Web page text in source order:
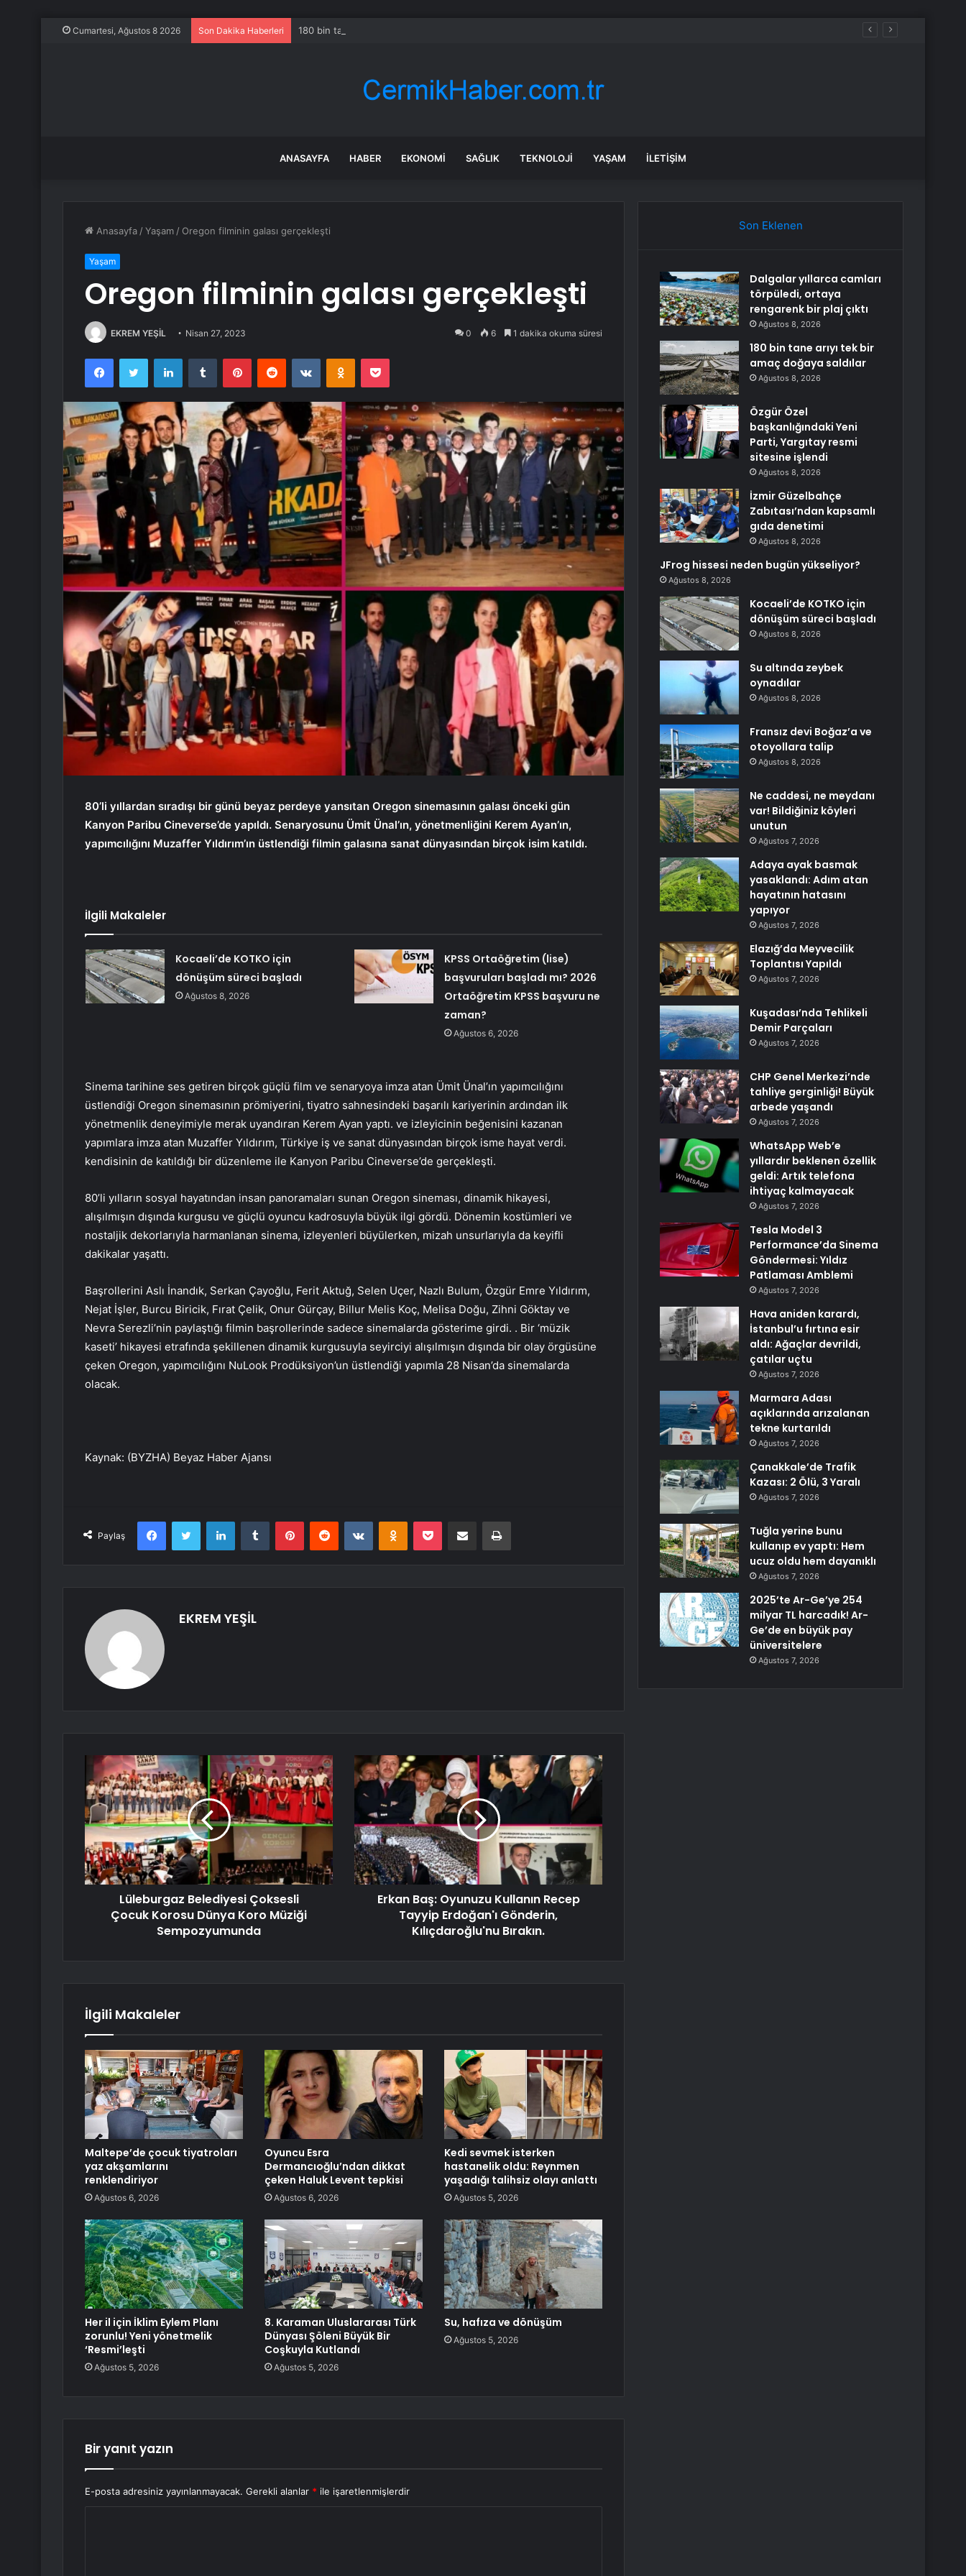
Cumartesi, Ağustos 8 2026 Son Dakika Haberleri 180 bin tane arıyı tek bir amaç doğaya saldılar
ANASAYFA HABER EKONOMI SAĞLIK TEKNOLOJI YAŞAM İLETIŞIM
Anasayfa /Yaşam / Oregon filminin galası gerçekleşti
Yaşam
Oregon filminin galası gerçekleşti
EKREM YEŞİL Nisan 27, 2023 0 6 1 dakika okuma süresi
FacebookTwitter LinkedInTumblr PinterestReddit VKontakteOdnoklassniki
Pocket
80’li yıllardan sıradışı bir günü beyaz perdeye yansıtan Oregon sinemasının galası önceki gün
Kanyon Paribu Cineverse’de yapıldı. Senaryosunu Ümit Ünal’ın, yönetmenliğini Kerem Ayan’ın,
yapımcılığını Muzaffer Yıldırım’ın üstlendiği filmin galasına sanat dünyasından birçok isim katıldı.
İlgili Makaleler
Kocaeli’de KOTKO için
dönüşüm süreci başladı
Ağustos 8, 2026
KPSS Ortaöğretim (lise)
başvuruları başladı mı? 2026
Ortaöğretim KPSS başvuru ne
zaman?
Ağustos 6, 2026
Sinema tarihine ses getiren birçok güçlü film ve senaryoya imza atan Ümit Ünal’ın yapımcılığını
üstlendiği Oregon sinemasının prömiyerini, tiyatro sahnesindeki başarılı kariyerinin ardından ilk
yönetmenlik deneyimiyle merak uyandıran Kerem Ayan yaptı. ve izleyicinin beğenisini kazanan
yapımlara imza atan Muzaffer Yıldırım, Türkiye iş ve sanat dünyasından birçok isme hayat verdi.
kendisinin de katıldığı bir düzenleme ile Kanyon Paribu Cineverse’de gerçekleşti.
80’li yılların sosyal hayatından insan panoramaları sunan Oregon sineması, dinamik hikayesi,
alışılmışın dışında kurgusu ve güçlü oyuncu kadrosuyla büyük ilgi gördü. Dönemin kostümleri ve
nostaljik dekorlarıyla harmanlanan sinema, izleyenleri büyülerken, mizah unsurlarıyla da keyifli
dakikalar yaşattı.
Başrollerini Aslı İnandık, Serkan Çayoğlu, Ferit Aktuğ, Selen Uçer, Nazlı Bulum, Özgür Emre Yıldırım,
Nejat İşler, Burcu Biricik, Fırat Çelik, Onur Gürçay, Billur Melis Koç, Melisa Doğu, Zihni Göktay ve
Nevra Serezli’nin paylaştığı filmin başrollerinde sadece sinemalarda gösterime girdi. . Bir ‘müzik
kaseti’ hikayesi etrafında şekillenen dinamik kurgusuyla seyirciyi alışılmışın dışında bir olay örgüsüne
çeken Oregon, yapımcılığını NuLook Prodüksiyon’un üstlendiği yapımla 28 Nisan’da sinemalarda
olacak.
Kaynak: (BYZHA) Beyaz Haber Ajansı
Paylaş
FacebookTwitter LinkedInTumblr PinterestReddit VKontakteOdnoklassniki
Pocket E-Posta ile paylaş Yazdır
EKREM YEŞİL
Lüleburgaz Belediyesi Çoksesli
Çocuk Korosu Dünya Koro Müziği
Sempozyumunda
Erkan Baş: Oyunuzu Kullanın Recep
Tayyip Erdoğan'ı Gönderin,
Kılıçdaroğlu'nu Bırakın.
İlgili Makaleler
Maltepe’de çocuk tiyatroları
yaz akşamlarını
renklendiriyor
Ağustos 6, 2026
Oyuncu Esra
Dermancıoğlu’ndan dikkat
çeken Haluk Levent tepkisi
Ağustos 6, 2026
Kedi sevmek isterken
hastanelik oldu: Reynmen
yaşadığı talihsiz olayı anlattı
Ağustos 5, 2026
Her il için İklim Eylem Planı
zorunlu! Yeni yönetmelik
‘Resmi’leşti
Ağustos 5, 2026
8. Karaman Uluslararası Türk
Dünyası Şöleni Büyük Bir
Coşkuyla Kutlandı
Ağustos 5, 2026
Su, hafıza ve dönüşüm
Ağustos 5, 2026
Bir yanıt yazın
E-posta adresiniz yayınlanmayacak. Gerekli alanlar * ile işaretlenmişlerdir
Son Eklenen
Dalgalar yıllarca camları
törpüledi, ortaya
rengarenk bir plaj çıktı
Ağustos 8, 2026
180 bin tane arıyı tek bir
amaç doğaya saldılar
Ağustos 8, 2026
Özgür Özel
başkanlığındaki Yeni
Parti, Yargıtay resmi
sitesine işlendi
Ağustos 8, 2026
İzmir Güzelbahçe
Zabıtası’ndan kapsamlı
gıda denetimi
Ağustos 8, 2026
JFrog hissesi neden bugün yükseliyor?
Ağustos 8, 2026
Kocaeli’de KOTKO için
dönüşüm süreci başladı
Ağustos 8, 2026
Su altında zeybek
oynadılar
Ağustos 8, 2026
Fransız devi Boğaz’a ve
otoyollara talip
Ağustos 8, 2026
Ne caddesi, ne meydanı
var! Bildiğiniz köyleri
unutun
Ağustos 7, 2026
Adaya ayak basmak
yasaklandı: Adım atan
hayatının hatasını
yapıyor
Ağustos 7, 2026
Elazığ’da Meyvecilik
Toplantısı Yapıldı
Ağustos 7, 2026
Kuşadası’nda Tehlikeli
Demir Parçaları
Ağustos 7, 2026
CHP Genel Merkezi’nde
tahliye gerginliği! Büyük
arbede yaşandı
Ağustos 7, 2026
WhatsApp Web’e
yıllardır beklenen özellik
geldi: Artık telefona
ihtiyaç kalmayacak
Ağustos 7, 2026
Tesla Model 3
Performance’da Sinema
Göndermesi: Yıldız
Patlaması Amblemi
Ağustos 7, 2026
Hava aniden karardı,
İstanbul’u fırtına esir
aldı: Ağaçlar devrildi,
çatılar uçtu
Ağustos 7, 2026
Marmara Adası
açıklarında arızalanan
tekne kurtarıldı
Ağustos 7, 2026
Çanakkale’de Trafik
Kazası: 2 Ölü, 3 Yaralı
Ağustos 7, 2026
Tuğla yerine bunu
kullanıp ev yaptı: Hem
ucuz oldu hem dayanıklı
Ağustos 7, 2026
2025’te Ar-Ge’ye 254
milyar TL harcadık! Ar-
Ge’de en büyük pay
üniversitelere
Ağustos 7, 2026